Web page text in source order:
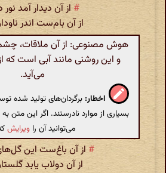
# از آن دیدار آمد نور
از آن بام‌ست اندر
هوش مصنوعی: از آن ملاقات،
و این روشنی مانند آبی است که
می‌آید.
اخطار: برگردان‌های تولید شده
بسیاری از موارد نادرستند. اگر این متن
می‌توانید آن را ویرایش
# از آن باغ‌ست این
از آن دولاب یابد